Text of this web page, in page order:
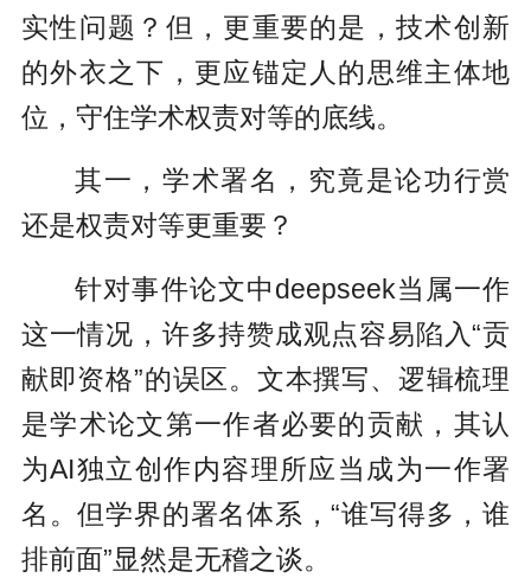
实性问题？但，更重要的是，技术创新
的外衣之下，更应锚定人的思维主体地
位，守住学术权责对等的底线。
其一，学术署名，究竟是论功行赏
还是权责对等更重要？
针对事件论文中deepseek当属一作
这一情况，许多持赞成观点容易陷入“贡
献即资格”的误区。文本撰写、逻辑梳理
是学术论文第一作者必要的贡献，其认
为AI独立创作内容理所应当成为一作署
名。但学界的署名体系，“谁写得多，谁
排前面”显然是无稽之谈。